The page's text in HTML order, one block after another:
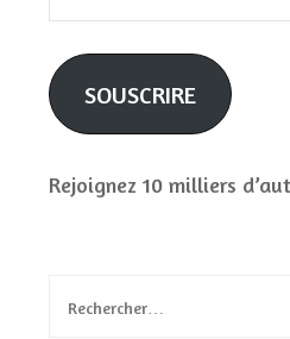
e-
mail
SOUSCRIRE
Rejoignez 10 milliers
Rechercher :